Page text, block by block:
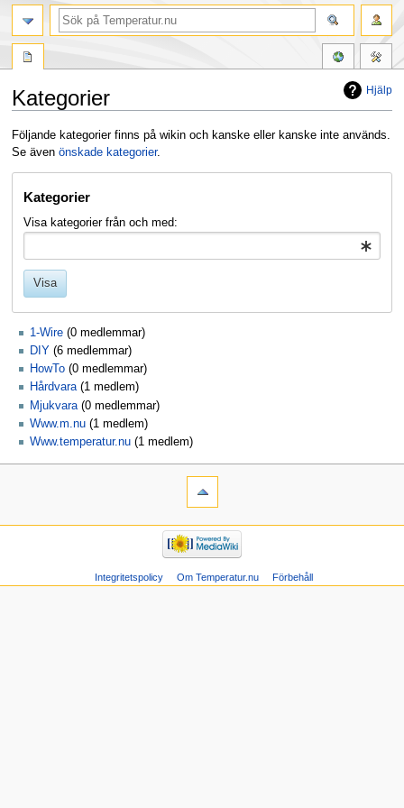
Hjälp
Kategorier
Hoppa
till
Hoppa
till
Följande kategorier finns på wikin och kanske eller kanske inte används.
Se även önskade kategorier.
Kategorier
Visa kategorier från och med:
Visa
1-Wire ‏‎ (0 medlemmar)
DIY ‏‎ (6 medlemmar)
HowTo ‏‎ (0 medlemmar)
Hårdvara‏‎ (1 medlem)
Mjukvara ‏‎ (0 medlemmar)
Www.m.nu ‏‎ (1 medlem)
Www.temperatur.nu ‏‎ (1 medlem)
Integritetspolicy Om Temperatur.nu Förbehåll